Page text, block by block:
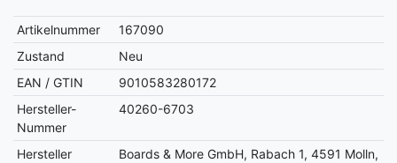
Artikelnummer
167090
Zustand
Neu
EAN / GTIN
9010583280172
Hersteller-
Nummer
40260-6703
Hersteller
Boards & More GmbH, Rabach 1, 4591 Molln,